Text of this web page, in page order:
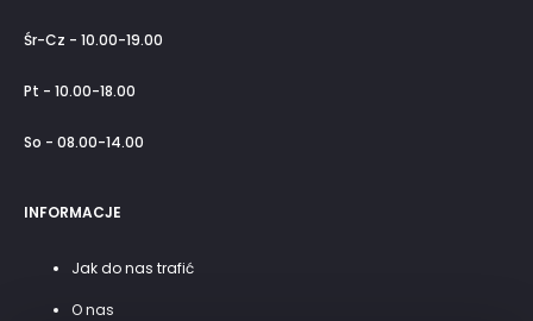
Śr-Cz - 10.00-19.00
Pt - 10.00-18.00
So - 08.00-14.00
INFORMACJE
Jak do nas trafić
O nas